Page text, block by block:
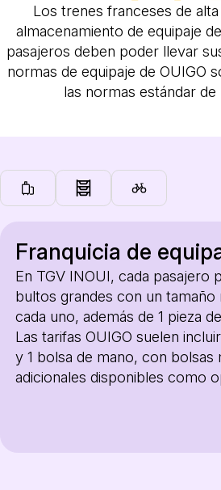
Los trenes franceses de
almacenamiento de equipaje
pasajeros deben poder llevar
normas de equipaje de OUIGO
las normas estándar de
Franquicia de
En TGV INOUI, cada pasajero
bultos grandes con un tamaño
cada uno, además de 1 pieza
Las tarifas OUIGO suelen
y 1 bolsa de mano, con bolsas
adicionales disponibles como